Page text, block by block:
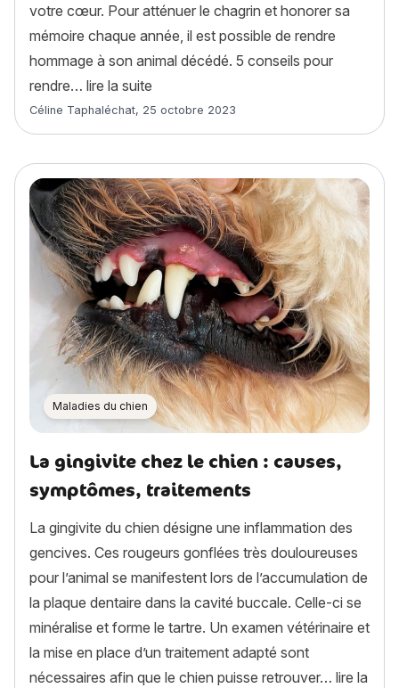
votre cœur. Pour atténuer le chagrin et honorer sa
mémoire chaque année, il est possible de rendre
hommage à son animal décédé. 5 conseils pour
rendre… lire la suite
Article rédigé par
Céline Taphaléchat, 25 octobre 2023
Maladies du chien
La gingivite chez le chien : causes,
symptômes, traitements
La gingivite du chien désigne une inflammation des
gencives. Ces rougeurs gonflées très douloureuses
pour l’animal se manifestent lors de l’accumulation de
la plaque dentaire dans la cavité buccale. Celle-ci se
minéralise et forme le tartre. Un examen vétérinaire et
la mise en place d’un traitement adapté sont
nécessaires afin que le chien puisse retrouver… lire la